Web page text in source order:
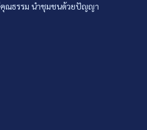
ณธรรม นำชุมชนด้วยปัญญา